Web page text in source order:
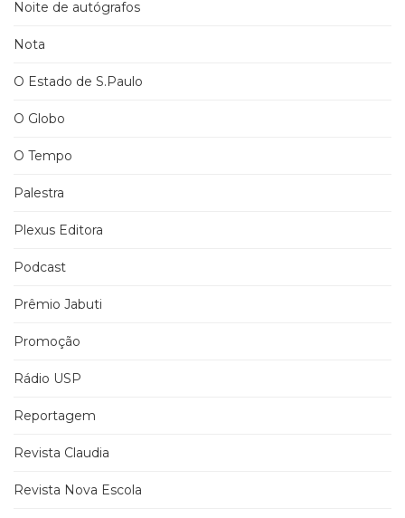
Noite de autógrafos
Nota
O Estado de S.Paulo
O Globo
O Tempo
Palestra
Plexus Editora
Podcast
Prêmio Jabuti
Promoção
Rádio USP
Reportagem
Revista Claudia
Revista Nova Escola